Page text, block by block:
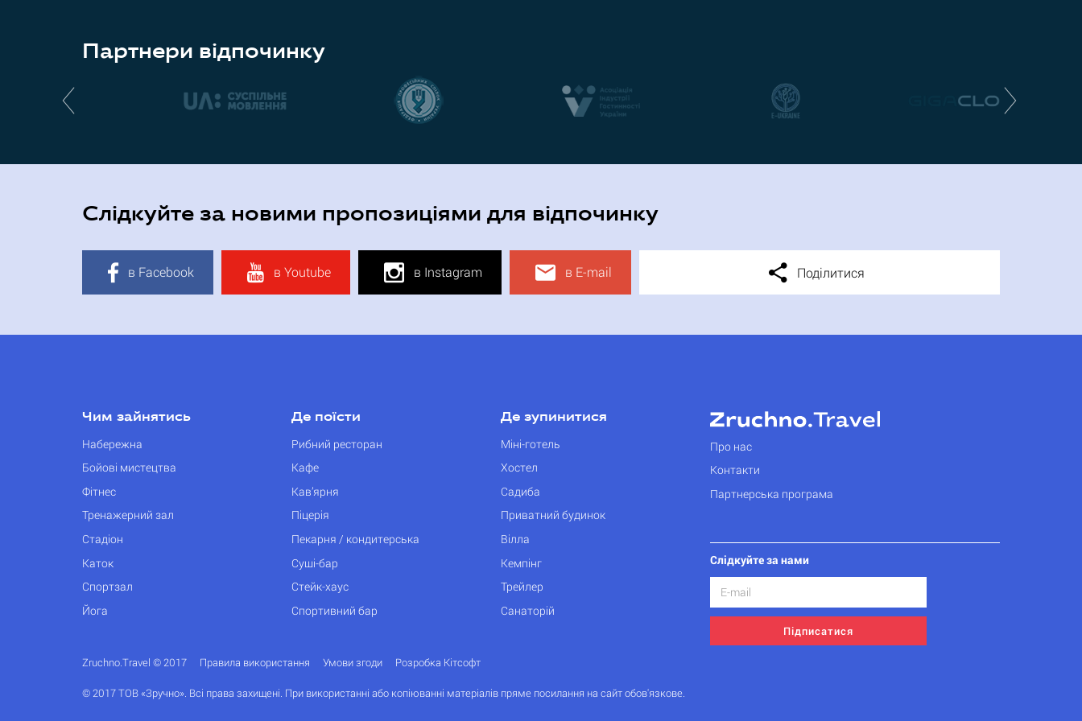
Партнери відпочинку
Слідкуйте за новими пропозиціями для відпочинку
в Facebook в Youtube в Instagram в E-mail Поділитися
Чим зайнятись
Набережна
Бойові мистецтва
Фітнес
Тренажерний зал
Стадіон
Каток
Спортзал
Йога
Де поїсти
Рибний ресторан
Кафе
Кав’ярня
Піцерія
Пекарня / кондитерська
Суші-бар
Стейк-хаус
Спортивний бар
Де зупинитися
Міні-готель
Хостел
Садиба
Приватний будинок
Вілла
Кемпінг
Трейлер
Санаторій
Про нас
Контакти
Партнерська програма
Слідкуйте за нами
Підписатися
Zruchno.Travel © 2017 Правила використання Умови згоди Розробка Кітсофт
© 2017 ТОВ «Зручно». Всі права захищені. При використанні або копіюванні матеріалів пряме посилання на сайт обов'язкове.